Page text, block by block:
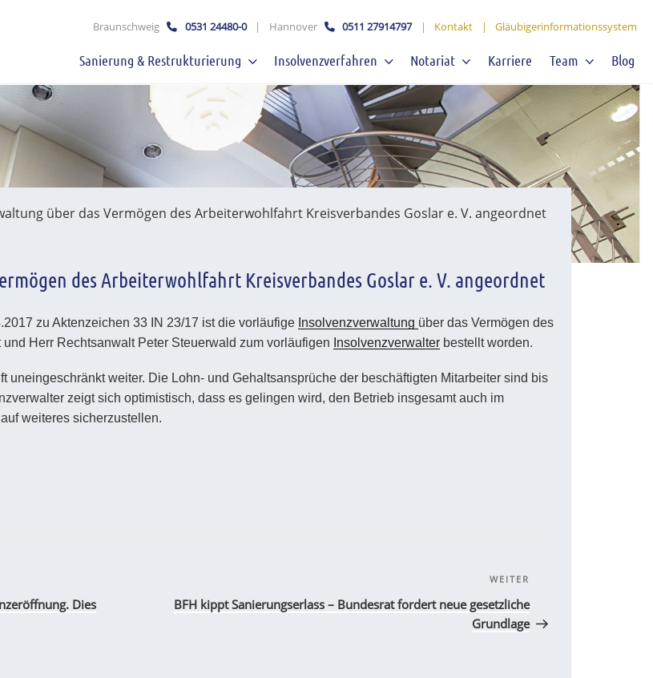
Braunschweig 0531 24480-0 | Hannover 0511 27914797 | Kontakt | Gläubigerinformationssystem
Sanierung & Restrukturierung Insolvenzverfahren Notariat Karriere Team Blog
über das Vermögen des Arbeiterwohlfahrt Kreisverbandes Goslar e. V. angeordnet
des Arbeiterwohlfahrt Kreisverbandes Goslar e. V. angeordnet
zu Aktenzeichen 33 IN 23/17 ist die vorläufige Insolvenzverwaltung über das Vermögen des
Herr Rechtsanwalt Peter Steuerwald zum vorläufigen Insolvenzverwalter bestellt worden.
uneingeschränkt weiter. Die Lohn- und Gehaltsansprüche der beschäftigten Mitarbeiter sind bis
zeigt sich optimistisch, dass es gelingen wird, den Betrieb insgesamt auch im
weiteres sicherzustellen.
Dies
Beitrag
WEITER
BFH kippt Sanierungserlass – Bundesrat fordert neue gesetzliche
Grundlage